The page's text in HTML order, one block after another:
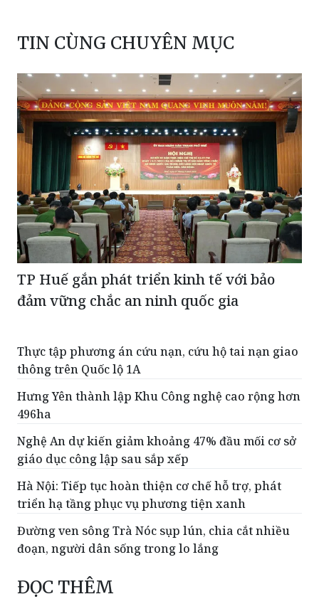
TIN CÙNG CHUYÊN MỤC
TP Huế gắn phát triển kinh tế với bảo
đảm vững chắc an ninh quốc gia
Thực tập phương án cứu nạn, cứu hộ tai nạn giao
thông trên Quốc lộ 1A
Hưng Yên thành lập Khu Công nghệ cao rộng hơn
496ha
Nghệ An dự kiến giảm khoảng 47% đầu mối cơ sở
giáo dục công lập sau sắp xếp
Hà Nội: Tiếp tục hoàn thiện cơ chế hỗ trợ, phát
triển hạ tầng phục vụ phương tiện xanh
Đường ven sông Trà Nóc sụp lún, chia cắt nhiều
đoạn, người dân sống trong lo lắng
ĐỌC THÊM